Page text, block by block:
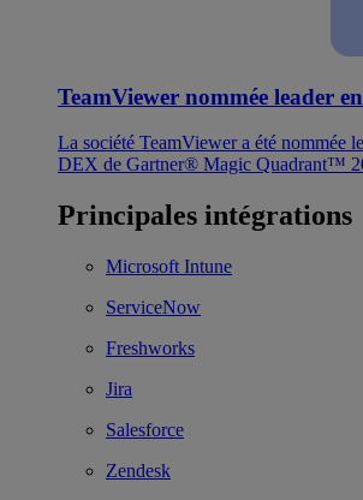
TeamViewer nommée leader
La société TeamViewer a été nommée
DEX de Gartner® Magic Quadrant™
Principales intégrations
Microsoft Intune
ServiceNow
Freshworks
Jira
Salesforce
Zendesk